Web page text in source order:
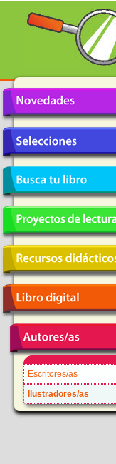
Escritores/as
Ilustradores/as